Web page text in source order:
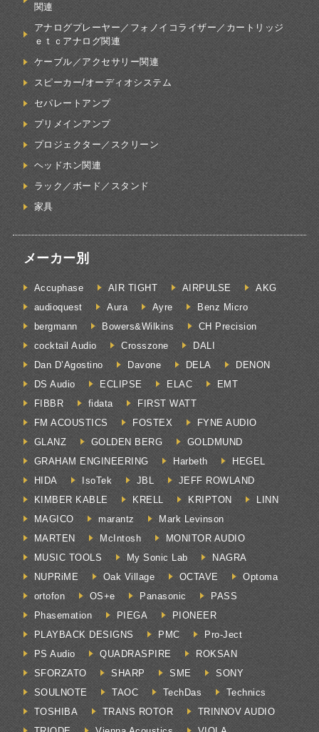
関連
アナログプレーヤー／フォノイコライザー／カートリッジ
ｅｔｃアナログ関連
ケーブル／アクセサリー関連
スピーカー/オーディオシステム
セパレートアンプ
プリメインアンプ
プロジェクター／スクリーン
ヘッドホン関連
ラック／ボード／スタンド
家具
メーカー別
Accuphase AIR TIGHT AIRPULSE
AKG
audioquest
Aura Ayre
Benz Micro
bergmann
Bowers&Wilkins
CH Precision
cocktail Audio
Crosszone
DALI
Dan D’Agostino
Davone DELA
DENON
DS Audio
ECLIPSE ELAC
EMT
FIBBR
fidata
FIRST WATT
FM ACOUSTICS
FOSTEX
FYNE AUDIO
GLANZ
GOLDEN BERG
GOLDMUND
GRAHAM ENGINEERING
Harbeth
HEGEL
HIDA
IsoTek JBL
JEFF ROWLAND
KIMBER KABLE
KRELL KRIPTON
LINN
MAGICO
marantz
Mark Levinson
MARTEN
McIntosh
MONITOR AUDIO
MUSIC TOOLS
My Sonic Lab
NAGRA
NUPRiME
Oak Village OCTAVE
Optoma
ortofon
OS+e Panasonic
PASS
Phasemation
PIEGA
PIONEER
PLAYBACK DESIGNS
PMC
Pro-Ject
PS Audio
QUADRASPIRE
ROKSAN
SFORZATO
SHARP SME
SONY
SOULNOTE
TAOC TechDas
Technics
TOSHIBA
TRANS ROTOR
TRINNOV AUDIO